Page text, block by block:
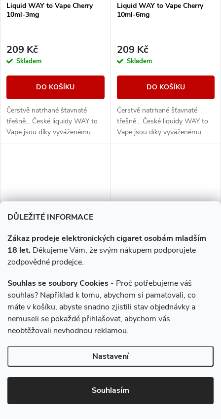
DŮLEŽITÉ INFORMACE
Zákaz prodeje elektronických cigaret osobám mladším
18 let. Děkujeme Vám, že svým nákupem podporujete
zodpovědné prodejce.
Souhlas se soubory Cookies - Proč potřebujeme váš
souhlas? Například k tomu, abychom si pamatovali, co
máte v košíku, abyste snadno zjistili stav objednávky a
nemuseli se pokaždé přihlašovat, abychom vás
neobtěžovali nevhodnou reklamou.
Nastavení
Souhlasím
Liquid WAY to Vape Cherry
10ml-3mg
209 Kč
Skladem
DO KOŠÍKU
Čerstvě natrhané šťavnaté
třešně... České liquidy WAY to
Vape jsou díky vyváženému
poměru složek 50PG/50VG
Liquid WAY to Vape Cherry
10ml-6mg
209 Kč
Skladem
DO KOŠÍKU
Čerstvě natrhané šťavnaté
třešně... České liquidy WAY to
Vape jsou díky vyváženému
poměru složek 50PG/50VG
Liquid WAY to Vape Mango
10ml-0mg
209 Kč
Skladem
Výrazná chuť sladkého a
209 Kč
Skladem
WAY to Vape jsou díky
vyváženému poměru složek
50PG/50VG vhodné do všech